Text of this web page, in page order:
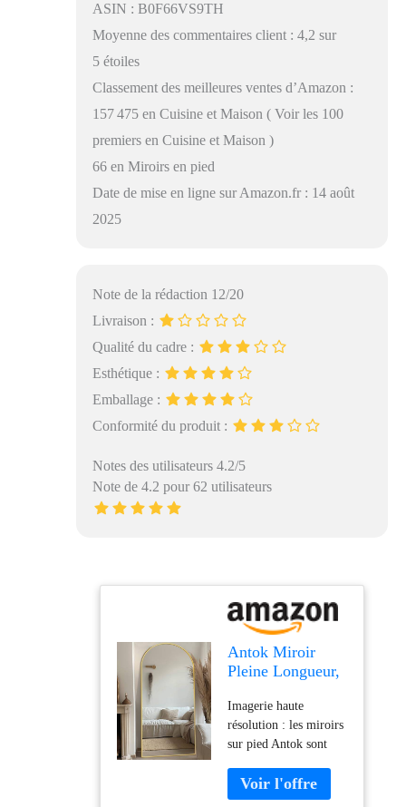
ASIN : B0F66VS9TH
Moyenne des commentaires client : 4,2 sur
5 étoiles
Classement des meilleures ventes d’Amazon :
157 475 en Cuisine et Maison ( Voir les 100
premiers en Cuisine et Maison )
66 en Miroirs en pied
Date de mise en ligne sur Amazon.fr : 14 août
2025
Note de la rédaction 12/20
Livraison :
Qualité du cadre :
Esthétique :
Emballage :
Conformité du produit :
Notes des utilisateurs 4.2/5
Note de 4.2 pour 62 utilisateurs
Antok Miroir
Pleine Longueur,
Grand Miroir sur
Pied Bombé,
Miroir Mural
avec Cadre en
Alliage en
Imagerie haute
résolution : les miroirs
sur pied Antok sont
verre spécial qui offre
une grande clarté et